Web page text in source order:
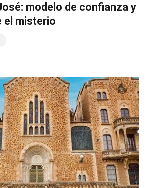
modelo de confianza y
el misterio